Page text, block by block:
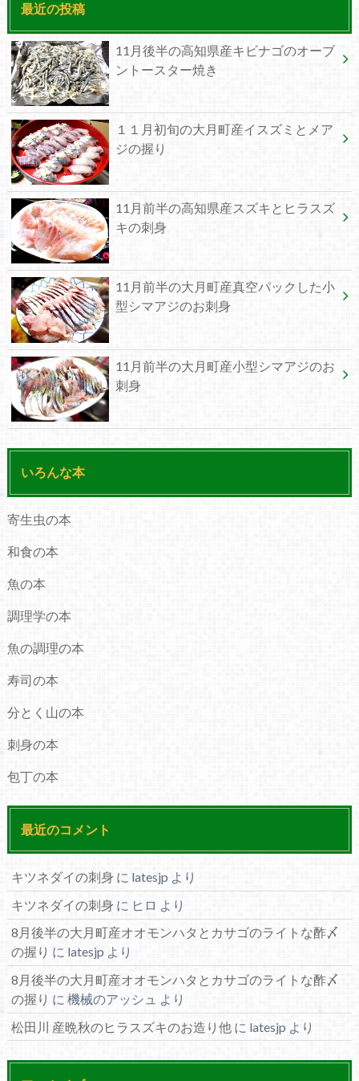
最近の投稿
11月後半の高知県産キビナゴのオーブ
ントースター焼き
１１月初旬の大月町産イスズミとメア
ジの握り
11月前半の高知県産スズキとヒラスズ
キの刺身
11月前半の大月町産真空パックした小
型シマアジのお刺身
11月前半の大月町産小型シマアジのお
刺身
いろんな本
寄生虫の本
和食の本
魚の本
調理学の本
魚の調理の本
寿司の本
分とく山の本
刺身の本
包丁の本
最近のコメント
キツネダイの刺身 に latesjpより
キツネダイの刺身 に ヒロ より
8月後半の大月町産オオモンハタとカサゴのライトな酢〆
の握り に latesjp より
8月後半の大月町産オオモンハタとカサゴのライトな酢〆
の握り に 機械のアッシュ より
松田川 産晩秋のヒラスズキのお造り他 に latesjp より